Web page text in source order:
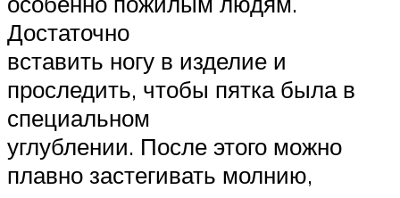
Достаточно
вставить ногу в изделие и
проследить, чтобы пятка была в
специальном
углублении. После этого можно
плавно застегивать молнию,